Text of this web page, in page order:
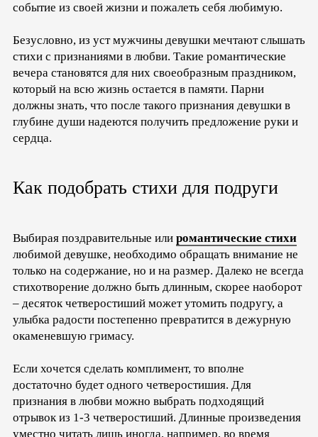
событие из своей жизни и пожалеть себя любимую.
Безусловно, из уст мужчины девушки мечтают слышать
стихи с признаниями в любви. Такие романтические
вечера становятся для них своеобразным праздником,
который на всю жизнь остается в памяти. Парни
должны знать, что после такого признания девушки в
глубине души надеются получить предложение руки и
сердца.
Как подобрать стихи для подруги
Выбирая поздравительные или романтические стихи
любимой девушке, необходимо обращать внимание не
только на содержание, но и на размер. Далеко не всегда
стихотворение должно быть длинным, скорее наоборот
– десяток четверостиший может утомить подругу, а
улыбка радости постепенно превратится в дежурную
окаменевшую гримасу.
Если хочется сделать комплимент, то вполне
достаточно будет одного четверостишия. Для
признания в любви можно выбрать подходящий
отрывок из 1-3 четверостиший. Длинные произведения
уместно читать лишь иногда, например, во время